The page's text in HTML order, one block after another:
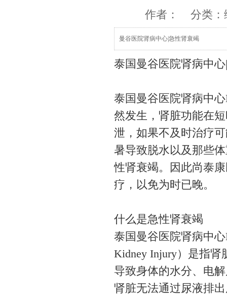
作者： 分类：
曼谷医院肾病中心|急性肾衰竭
泰国曼谷医院肾病中
泰国曼谷医院肾病中
然发生，肾脏功能在
泄，如果不及时治疗
暑导致脱水以及那些
性肾衰竭。因此尚泰
疗，以免为时已晚。
什么是急性肾衰竭
泰国曼谷医院肾病中心
Kidney Injury）是指
导致身体的水分、电
肾脏无法通过尿液排